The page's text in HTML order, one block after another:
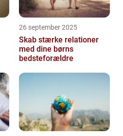
26 september 2025
Skab stærke relationer
med dine børns
bedsteforældre